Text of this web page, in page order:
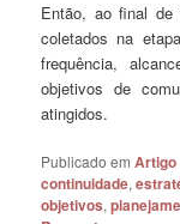
Então, ao final
coletados na
frequência,
objetivos de
atingidos.
Publicado em Artigo
continuidade,
objetivos,